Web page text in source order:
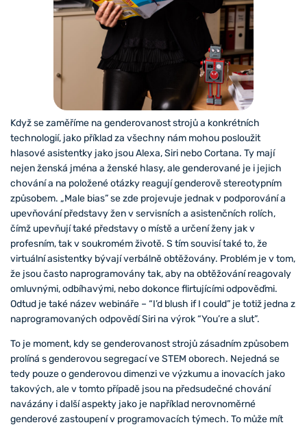
Když se zaměříme na genderovanost strojů a konkrétních
technologií, jako příklad za všechny nám mohou posloužit
hlasové asistentky jako jsou Alexa, Siri nebo Cortana. Ty mají
nejen ženská jména a ženské hlasy, ale genderované je i jejich
chování a na položené otázky reagují genderově stereotypním
způsobem. „Male bias” se zde projevuje jednak v podporování a
upevňování představy žen v servisních a asistenčních rolích,
čímž upevňují také představy o místě a určení ženy jak v
profesním, tak v soukromém životě. S tím souvisí také to, že
virtuální asistentky bývají verbálně obtěžovány. Problém je v tom,
že jsou často naprogramovány tak, aby na obtěžování reagovaly
omluvnými, odbíhavými, nebo dokonce flirtujícími odpověďmi.
Odtud je také název webináře – “I’d blush if I could” je totiž jedna z
naprogramovaných odpovědí Siri na výrok “You’re a slut”.
To je moment, kdy se genderovanost strojů zásadním způsobem
prolíná s genderovou segregací ve STEM oborech. Nejedná se
tedy pouze o genderovou dimenzi ve výzkumu a inovacích jako
takových, ale v tomto případě jsou na předsudečné chování
navázány i další aspekty jako je například nerovnoměrné
genderové zastoupení v programovacích týmech. To může mít